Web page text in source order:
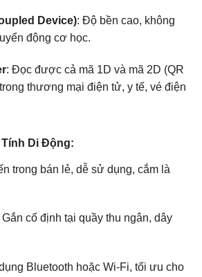
Device): Độ bền cao, không
động cơ học.
: Đọc được cả mã 1D và mã 2D (QR
thương mại điện tử, y tế, vé điện
Tính Di Động:
trong bán lẻ, dễ sử dụng, cắm là
Gắn cố định tại quầy thu ngân, dây
Bluetooth hoặc Wi-Fi, tối ưu cho